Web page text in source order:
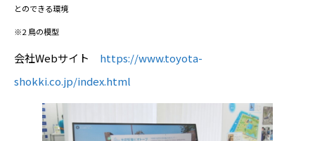
とのできる環境
※2 鳥の模型
会社Webサイト https://www.toyota-
shokki.co.jp/index.html